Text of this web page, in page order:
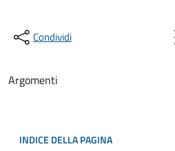
Condividi
Argomenti
INDICE DELLA PAGINA